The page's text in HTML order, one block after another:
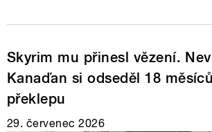
Skyrim mu přinesl vězení.
Kanaďan si odseděl 18
překlepu
29. červenec 2026